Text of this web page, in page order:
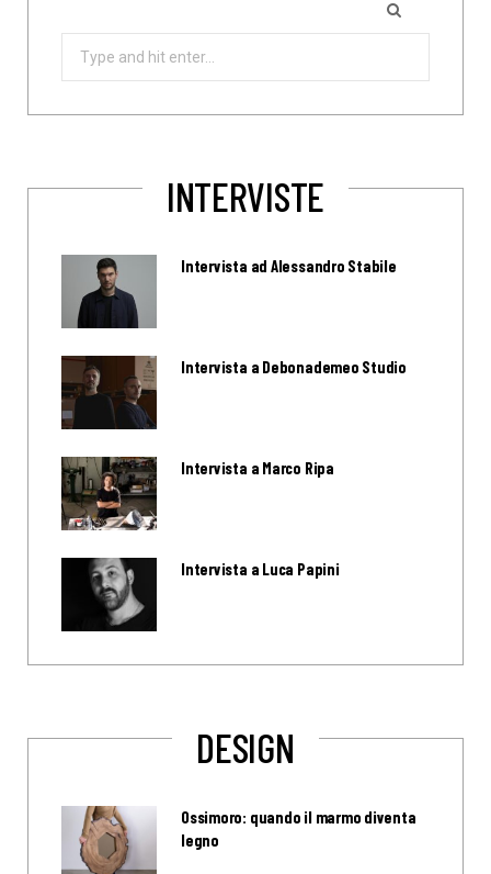
Search
INTERVISTE
Intervista ad Alessandro Stabile
Intervista a Debonademeo Studio
Intervista a Marco Ripa
Intervista a Luca Papini
DESIGN
Ossimoro: quando il marmo diventa
legno